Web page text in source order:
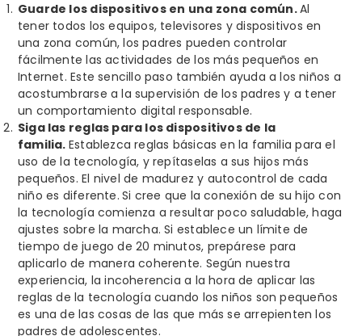
Guarde los dispositivos en una zona común.Al
tener todos los equipos, televisores y dispositivos en
una zona común, los padres pueden controlar
fácilmente las actividades de los más pequeños en
Internet. Este sencillo paso también ayuda a los niños a
acostumbrarse a la supervisión de los padres y a tener
un comportamiento digital responsable.
Siga las reglas para los dispositivos de la
familia. Establezca reglas básicas en la familia para el
uso de la tecnología, y repítaselas a sus hijos más
pequeños. El nivel de madurez y autocontrol de cada
niño es diferente. Si cree que la conexión de su hijo con
la tecnología comienza a resultar poco saludable, haga
ajustes sobre la marcha. Si establece un límite de
tiempo de juego de 20 minutos, prepárese para
aplicarlo de manera coherente. Según nuestra
experiencia, la incoherencia a la hora de aplicar las
reglas de la tecnología cuando los niños son pequeños
es una de las cosas de las que más se arrepienten los
padres de adolescentes.